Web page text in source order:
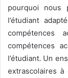
pourquoi nous
l’étudiant
compétences
compétences
l’étudiant. Un
extrascolaires